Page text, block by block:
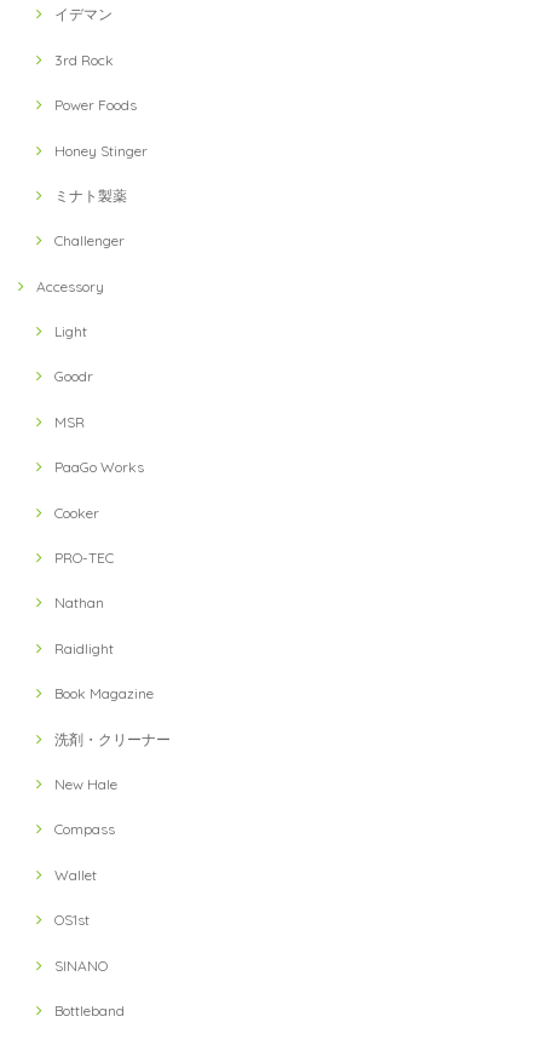
イデマン
3rd Rock
Power Foods
Honey Stinger
ミナト製薬
Challenger
Accessory
Light
Goodr
MSR
PaaGo Works
Cooker
PRO-TEC
Nathan
Raidlight
Book Magazine
洗剤・クリーナー
New Hale
Compass
Wallet
OS1st
SINANO
Bottleband